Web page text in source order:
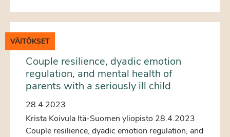
VÄITÖKSET
Couple resilience, dyadic emotion
regulation, and mental health of
parents with a seriously ill child
28.4.2023
Krista Koivula Itä-Suomen yliopisto 28.4.2023
Couple resilience, dyadic emotion regulation, and